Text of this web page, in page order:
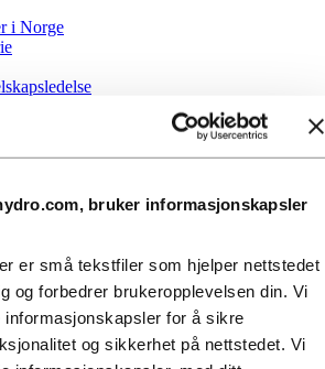
bruker informasjonskapsler
er små tekstfiler som hjelper nettstedet
og forbedrer brukeropplevelsen din. Vi
informasjonskapsler for å sikre
og sikkerhet på nettstedet. Vi
i Norge